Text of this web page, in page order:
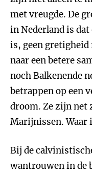
met vreugde. De
in Nederland is
is, geen gretigheid
naar een betere
noch Balkenende
betrappen op een
droom. Ze zijn net
Marijnissen. Waar
Bij de
wantrouwen in de